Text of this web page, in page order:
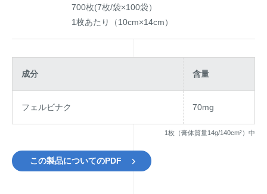
700枚(7枚/袋×100袋）
1枚あたり（10cm×14cm）
成分 含量
フェルビナク 70mg
1枚（膏体質量14g/140cm²）中
この製品についてのPDF